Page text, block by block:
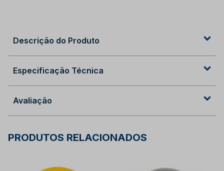
Descrição do Produto
Especificação Técnica
Avaliação
PRODUTOS RELACIONADOS